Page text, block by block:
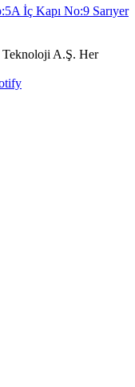
İç Kapı No:9 Sarıyer
A.Ş. Her